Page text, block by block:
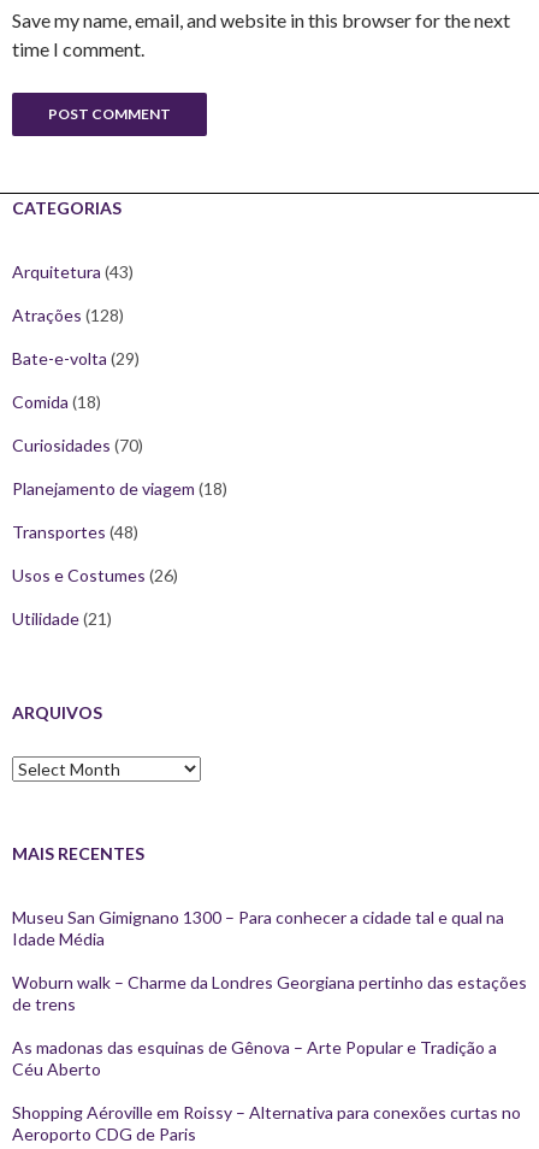
Save my name, email, and website in this browser for the next
time I comment.
CATEGORIAS
Arquitetura (43)
Atrações (128)
Bate-e-volta (29)
Comida (18)
Curiosidades (70)
Planejamento de viagem (18)
Transportes (48)
Usos e Costumes (26)
Utilidade(21)
ARQUIVOS
Arquivos
MAIS RECENTES
Museu San Gimignano 1300 – Para conhecer a cidade tal e qual na
Idade Média
Woburn walk – Charme da Londres Georgiana pertinho das estações
de trens
As madonas das esquinas de Gênova – Arte Popular e Tradição a
Céu Aberto
Shopping Aéroville em Roissy – Alternativa para conexões curtas no
Aeroporto CDG de Paris